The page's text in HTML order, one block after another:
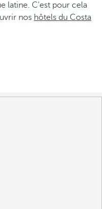
latine. C'est pour cela
nos hôtels du Costa